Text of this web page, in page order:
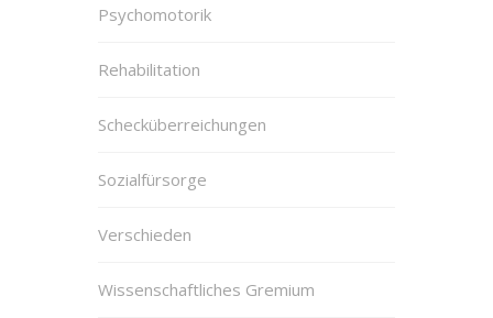
Psychomotorik
Rehabilitation
Schecküberreichungen
Sozialfürsorge
Verschieden
Wissenschaftliches Gremium